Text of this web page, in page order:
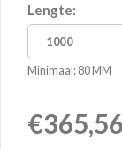
Lengte:
Minimaal: 80 MM
€365,56